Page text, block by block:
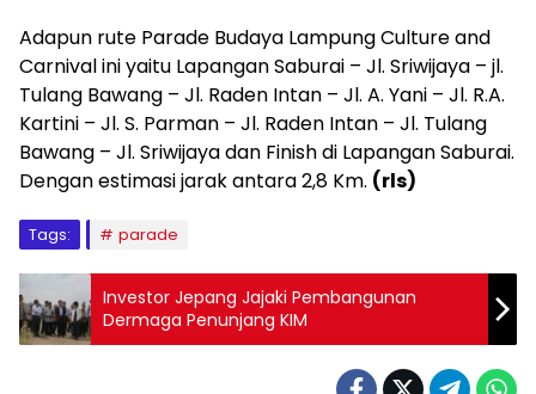
Adapun rute Parade Budaya Lampung Culture and
Carnival ini yaitu Lapangan Saburai – Jl. Sriwijaya – jl.
Tulang Bawang – Jl. Raden Intan – Jl. A. Yani – Jl. R.A.
Kartini – Jl. S. Parman – Jl. Raden Intan – Jl. Tulang
Bawang – Jl. Sriwijaya dan Finish di Lapangan Saburai.
Dengan estimasi jarak antara 2,8 Km. (rls)
Tags: parade
Investor Jepang Jajaki Pembangunan
Dermaga Penunjang KIM